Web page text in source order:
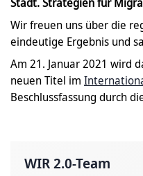
Wir freuen uns über die
eindeutige Ergebnis und
Am 21. Januar 2021 wird
neuen Titel im
Beschlussfassung durch
WIR 2.0-Team